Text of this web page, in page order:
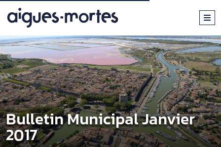
Bulletin Municipal Janvier
2017